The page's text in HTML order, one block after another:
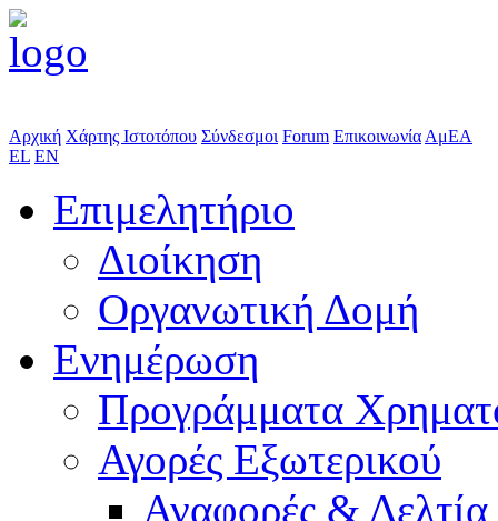
Αρχική Χάρτης Ιστοτόπου Σύνδεσμοι Forum Επικοινωνία ΑμΕΑ
EL EN
Επιμελητήριο
Διοίκηση
Οργανωτική Δομή
Ενημέρωση
Προγράμματα
Αγορές Εξωτερικού
Αναφορές &